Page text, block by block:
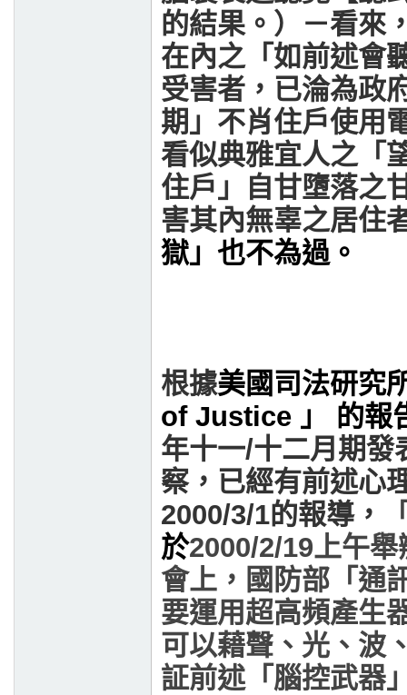
的結果。）－看來
在內之「如前述會
受害者，已淪為政
期」不肖住戶使用
看似典雅宜人之「
住戶」自甘墮落之
害其內無辜之居住
獄」也不為過。
根據美國司法研究
of Justice 」
的報
年十一/十二月期發
察，已經有前述心
2000/3/1的報導，
於2000/2/19上午舉
會上，國防部「通
要運用超高頻產生
可以藉聲、光、波
証前述「腦控武器